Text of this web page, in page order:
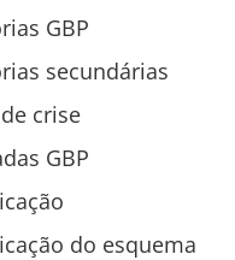
GBP
secundárias
crise
GBP
do esquema